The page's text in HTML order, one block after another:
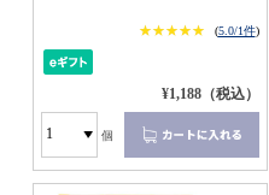
★★★★★
★★★★★ (5.0/1件)
¥1,188（税込）
個